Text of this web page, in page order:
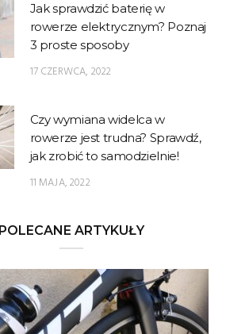
Jak sprawdzić baterię w
rowerze elektrycznym? Poznaj
3 proste sposoby
17 CZERWCA, 2022
Czy wymiana widelca w
rowerze jest trudna? Sprawdź,
jak zrobić to samodzielnie!
11 MAJA, 2022
POLECANE ARTYKUŁY